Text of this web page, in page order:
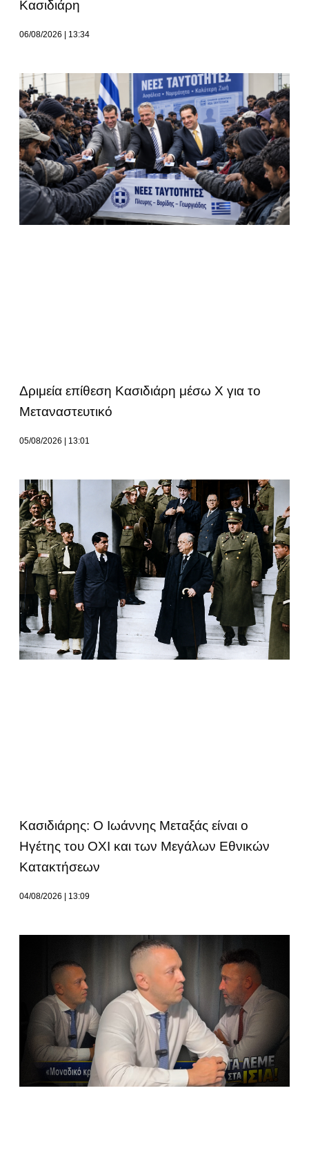
Κασιδιάρη
06/08/2026 13:34
Δριμεία επίθεση Κασιδιάρη μέσω Χ για το
Μεταναστευτικό
05/08/2026 13:01
Κασιδιάρης: Ο Ιωάννης Μεταξάς είναι ο
Ηγέτης του ΟΧΙ και των Μεγάλων Εθνικών
Κατακτήσεων
04/08/2026 13:09